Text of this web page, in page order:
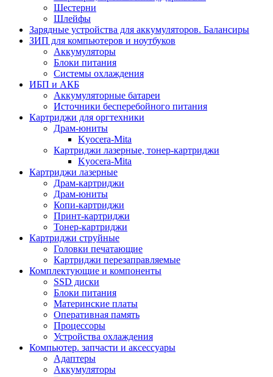
Шестерни
Шлейфы
Зарядные устройства для аккумуляторов. Балансиры
ЗИП для компьютеров и ноутбуков
Аккумуляторы
Блоки питания
Системы охлаждения
ИБП и АКБ
Аккумуляторные батареи
Источники бесперебойного питания
Картриджи для оргтехники
Драм-юниты
Kyocera-Mita
Картриджи лазерные, тонер-картриджи
Kyocera-Mita
Картриджи лазерные
Драм-картриджи
Драм-юниты
Копи-картриджи
Принт-картриджи
Тонер-картриджи
Картриджи струйные
Головки печатающие
Картриджи перезаправляемые
Комплектующие и компоненты
SSD диски
Блоки питания
Материнские платы
Оперативная память
Процессоры
Устройства охлаждения
Компьютер. запчасти и аксессуары
Адаптеры
Аккумуляторы